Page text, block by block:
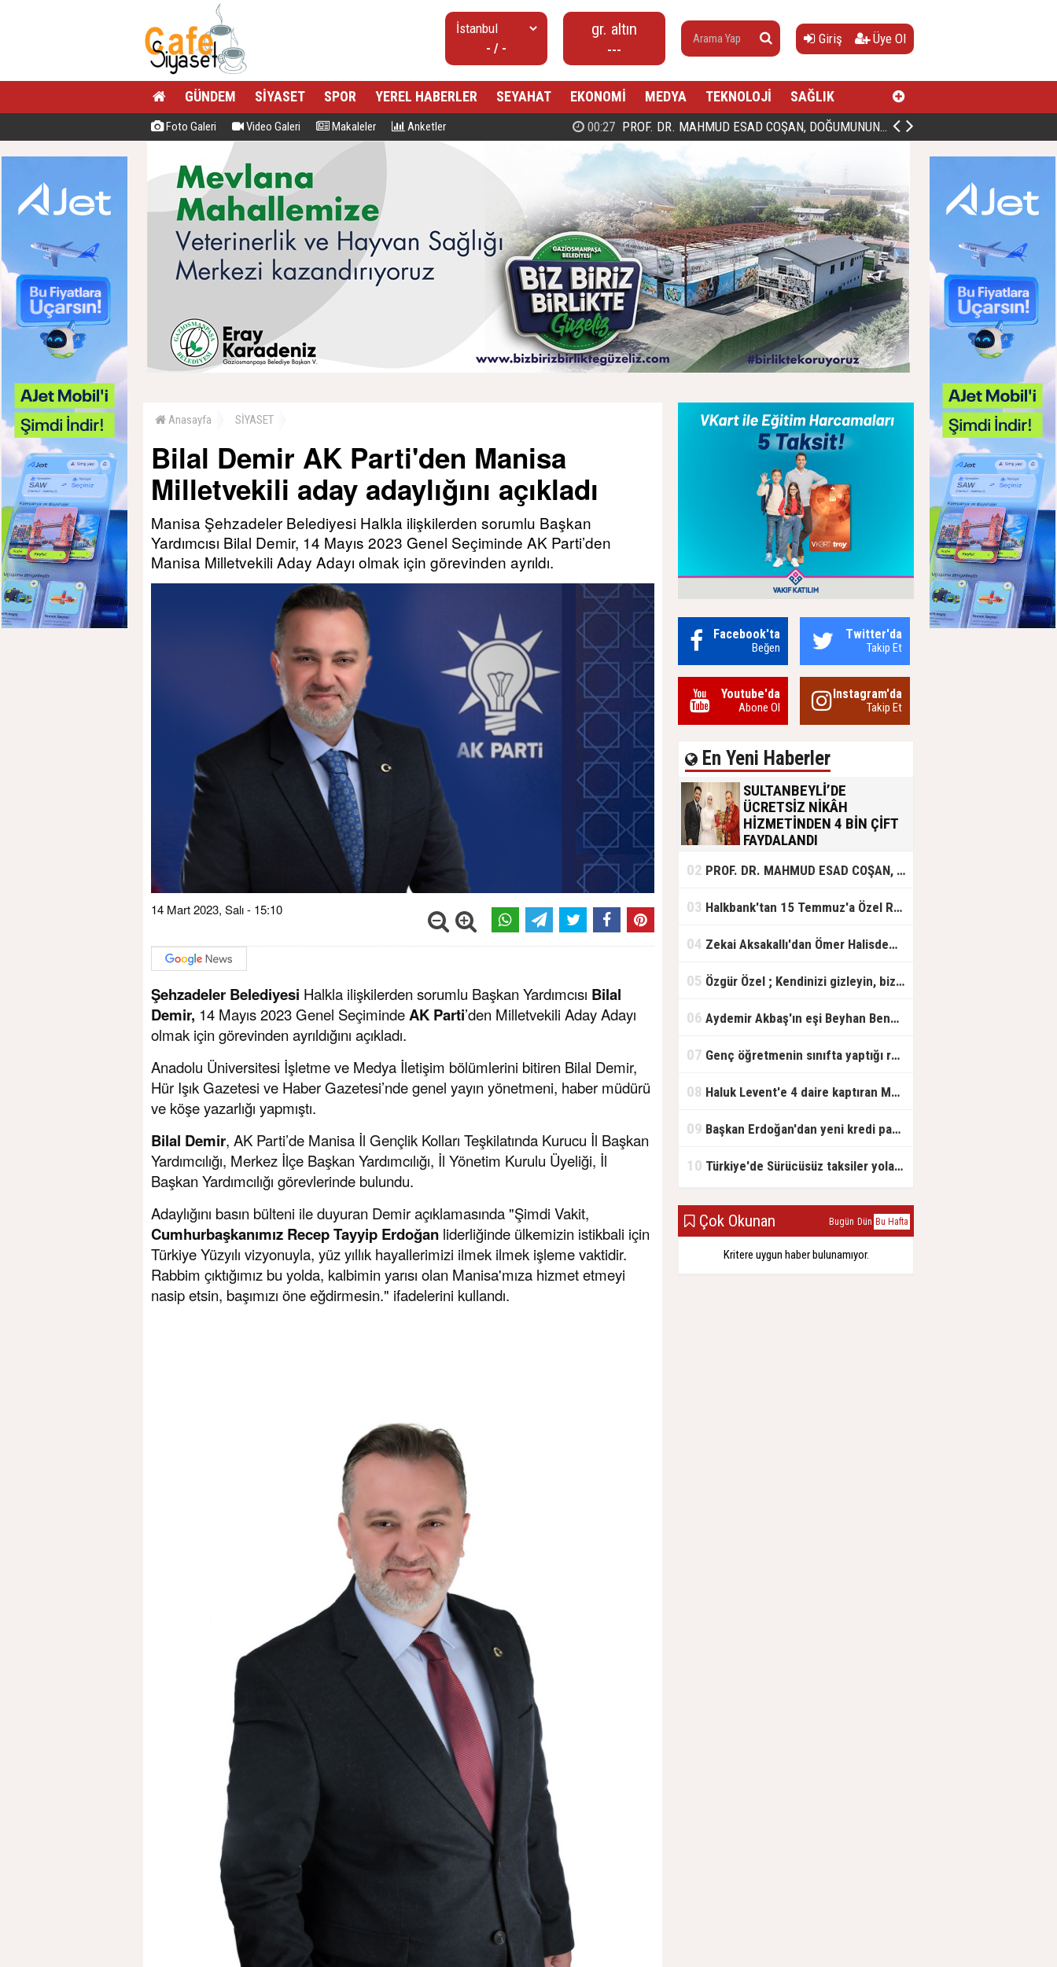
- / -
gr. altın
---
Giriş Üye Ol
GÜNDEM SİYASET SPOR YEREL HABERLER SEYAHAT EKONOMİ MEDYA TEKNOLOJİ SAĞLIK
Foto Galeri Video Galeri Makaleler Anketler 00:27 PROF. DR. MAHMUD ESAD COŞAN, DOĞUMUNUN HİCRÎ 91. YILINDA ELAZIĞ'DA YÂD EDİLECEK
Anasayfa SİYASET
Bilal Demir AK Parti'den Manisa
Milletvekili aday adaylığını açıkladı
Manisa Şehzadeler Belediyesi Halkla ilişkilerden sorumlu Başkan
Yardımcısı Bilal Demir, 14 Mayıs 2023 Genel Seçiminde AK Parti’den
Manisa Milletvekili Aday Adayı olmak için görevinden ayrıldı.
14 Mart 2023, Salı - 15:10
Şehzadeler Belediyesi Halkla ilişkilerden sorumlu Başkan Yardımcısı Bilal
Demir, 14 Mayıs 2023 Genel SeçimindeAK Parti’den Milletvekili Aday Adayı
olmak için görevinden ayrıldığını açıkladı.
Anadolu Üniversitesi İşletme ve Medya İletişim bölümlerini bitiren Bilal Demir,
Hür Işık Gazetesi ve Haber Gazetesi’nde genel yayın yönetmeni, haber müdürü
ve köşe yazarlığı yapmıştı.
Bilal Demir, AK Parti’de Manisa İl Gençlik Kolları Teşkilatında Kurucu İl Başkan
Yardımcılığı, Merkez İlçe Başkan Yardımcılığı, İl Yönetim Kurulu Üyeliği, İl
Başkan Yardımcılığı görevlerinde bulundu.
Adaylığını basın bülteni ile duyuran Demir açıklamasında "Şimdi Vakit,
Cumhurbaşkanımız Recep Tayyip Erdoğan liderliğinde ülkemizin istikbali için
Türkiye Yüzyılı vizyonuyla, yüz yıllık hayallerimizi ilmek ilmek işleme vaktidir.
Rabbim çıktığımız bu yolda, kalbimin yarısı olan Manisa'mıza hizmet etmeyi
nasip etsin, başımızı öne eğdirmesin." ifadelerini kullandı.
Facebook'ta
Beğen
Twitter'da
Takip Et
Youtube'da
Abone Ol
Instagram'da
Takip Et
En Yeni Haberler
SULTANBEYLİ’DE
ÜCRETSİZ NİKÂH
HİZMETİNDEN 4 BİN ÇİFT
FAYDALANDI
olan gençlere destek amacıyla
başlattığı ücretsiz nikâh hizmetini
başlattıklarını belirten Sultanbeyli
ücretsiz hizmet vermenin
02 PROF. DR. MAHMUD ESAD COŞAN, DOĞUMUNUN HİCRÎ 91. YILINDA ELAZIĞ'DA YÂD EDİLECEK
03 Halkbank'tan 15 Temmuz'a Özel Reklam Filmi: "İrade Bizim, Zafer Bizim"
04 Zekai Aksakallı'dan Ömer Halisdemir'e 'vefa' ziyareti!
05 Özgür Özel ; Kendinizi gizleyin, bizden işaret bekleyin
06 Aydemir Akbaş'ın eşi Beyhan Benek Akbaş hayatını kaybetti
07 Genç öğretmenin sınıfta yaptığı rezil paylaşım
08 Haluk Levent'e 4 daire kaptıran Müteahhit soluğu savcılıkta aldı
09 Başkan Erdoğan'dan yeni kredi paketi müjdesi: 6 ay geri ödemesiz, 36 ay vadeli
10 Türkiye'de Sürücüsüz taksiler yola çıkmaya hazırlanıyor
Çok Okunan Bugün Dün Bu Hafta
Kritere uygun haber bulunamıyor.